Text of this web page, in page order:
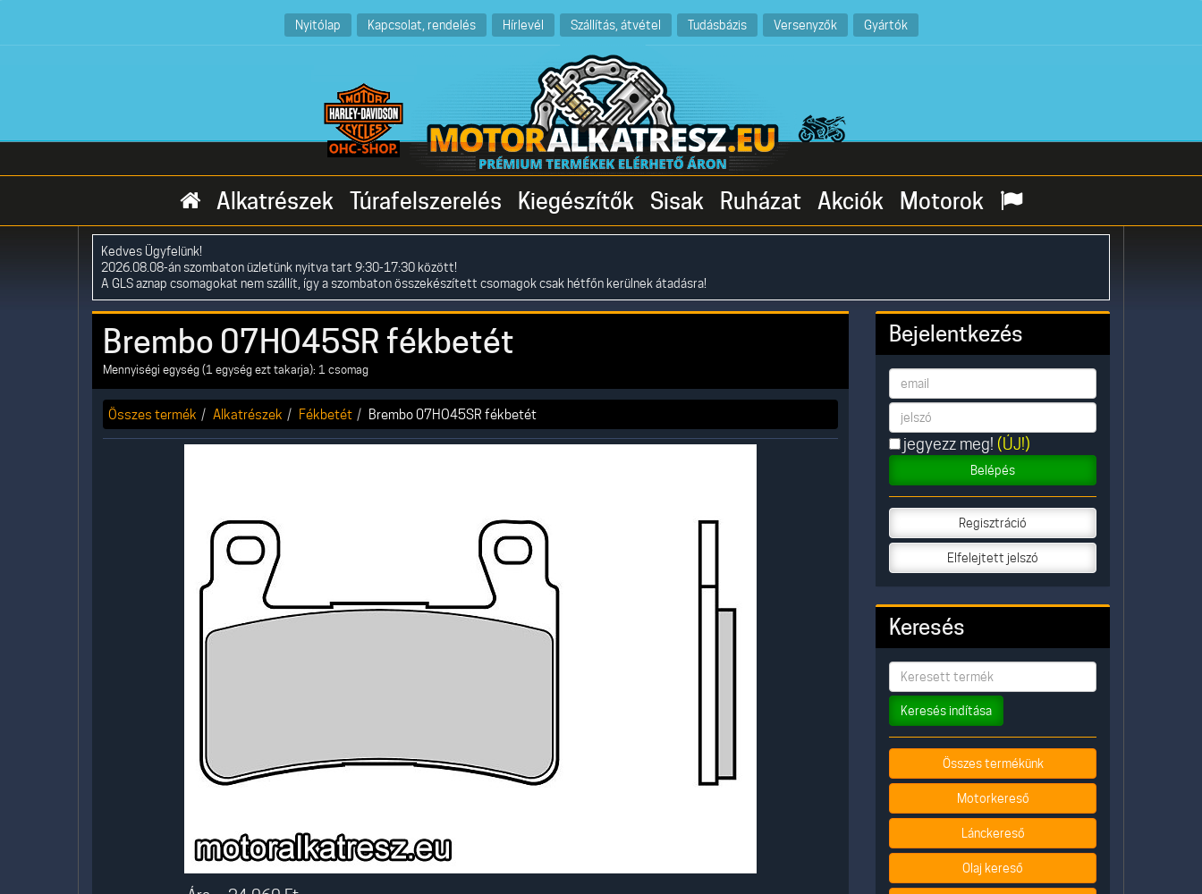
Nyitólap Kapcsolat, rendelés Hírlevél Szállítás, átvétel Tudásbázis Versenyzők Gyártók
Alkatrészek Túrafelszerelés Kiegészítők Sisak Ruházat Akciók Motorok
Kedves Ügyfelünk!
2026.08.08-án szombaton üzletünk nyitva tart 9:30-17:30 között!
A GLS aznap csomagokat nem szállít, így a szombaton összekészített csomagok csak hétfőn kerülnek átadásra!
Brembo 07HO45SR fékbetét
Mennyiségi egység (1 egység ezt takarja): 1 csomag
Összes termék Alkatrészek Fékbetét Brembo 07HO45SR fékbetét
Bejelentkezés
jegyezz meg! (ÚJ!)
Belépés
Regisztráció
Elfelejtett jelszó
Keresés
Keresés indítása
Összes termékünk
Motorkereső
Lánckereső
Olaj kereső